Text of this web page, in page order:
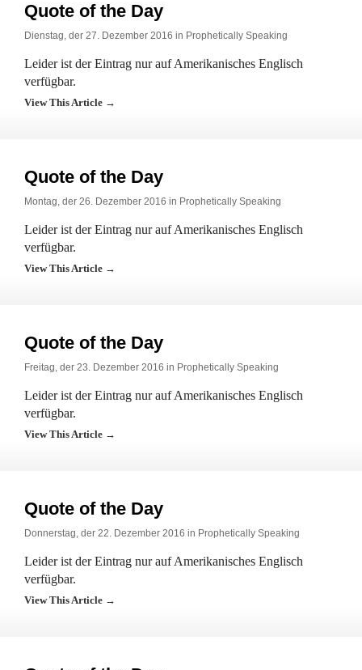
Quote of the Day
Dienstag, der 27. Dezember 2016 in Prophetically Speaking
Leider ist der Eintrag nur auf Amerikanisches Englisch
verfügbar.
View This Article →
Quote of the Day
Montag, der 26. Dezember 2016 in Prophetically Speaking
Leider ist der Eintrag nur auf Amerikanisches Englisch
verfügbar.
View This Article →
Quote of the Day
Freitag, der 23. Dezember 2016 in Prophetically Speaking
Leider ist der Eintrag nur auf Amerikanisches Englisch
verfügbar.
View This Article →
Quote of the Day
Donnerstag, der 22. Dezember 2016 in Prophetically Speaking
Leider ist der Eintrag nur auf Amerikanisches Englisch
verfügbar.
View This Article →